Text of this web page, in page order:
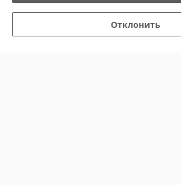
График работы
Отклонить